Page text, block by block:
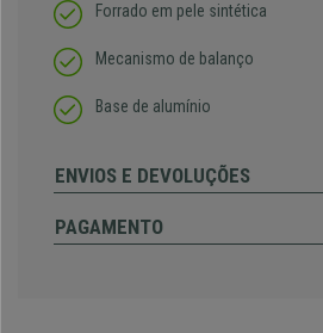
Forrado em pele sintética
Mecanismo de balanço
Base de alumínio
ENVIOS E DEVOLUÇÕES
PAGAMENTO